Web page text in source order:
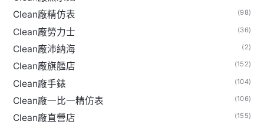
Clean廠精仿表 (98)
Clean廠勞力士 (36)
Clean廠沛納海 (2)
Clean廠旗艦店 (152)
Clean廠手錶 (104)
Clean廠一比一精仿表 (106)
Clean廠直營店 (155)